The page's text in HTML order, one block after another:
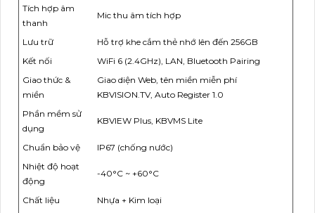
Tích hợp âm
thanh
Mic thu âm tích hợp
Lưu trữ
Hỗ trợ khe cắm thẻ nhớ lên đến 256GB
Kết nối
WiFi 6 (2.4GHz), LAN, Bluetooth Pairing
Giao thức &
miền
Giao diện Web, tên miền miễn phí
KBVISION.TV, Auto Register 1.0
Phần mềm sử
dụng
KBVIEW Plus, KBVMS Lite
Chuẩn bảo vệ
IP67 (chống nước)
Nhiệt độ hoạt
động
-40°C ~ +60°C
Chất liệu
Nhựa + Kim loại